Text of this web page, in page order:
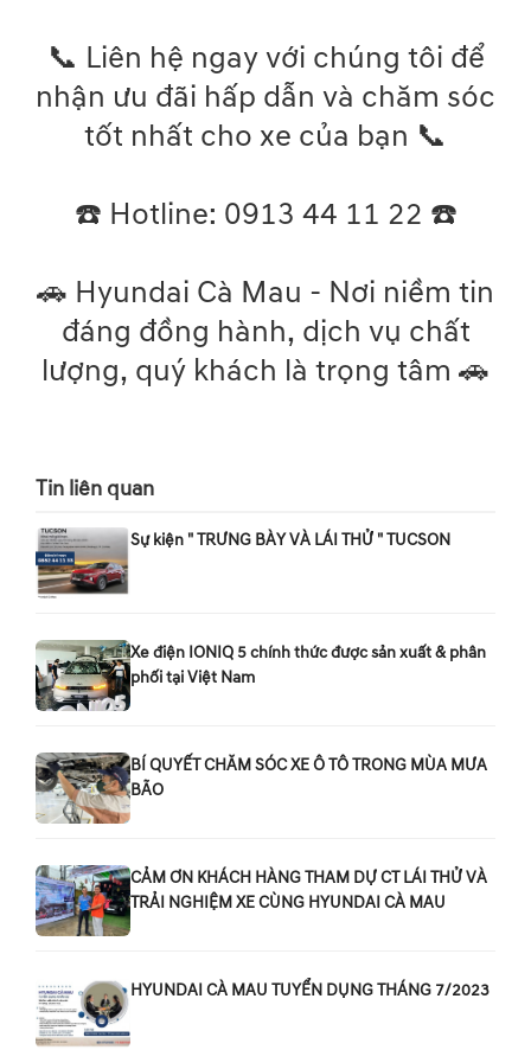
📞 Liên hệ ngay với chúng tôi để
nhận ưu đãi hấp dẫn và chăm sóc
tốt nhất cho xe của bạn 📞
☎️ Hotline: 0913 44 11 22 ☎️
🚗 Hyundai Cà Mau - Nơi niềm tin
đáng đồng hành, dịch vụ chất
lượng, quý khách là trọng tâm 🚗
Tin liên quan
Sự kiện " TRƯNG BÀY VÀ LÁI THỬ " TUCSON
Xe điện IONIQ 5 chính thức được sản xuất & phân
phối tại Việt Nam
BÍ QUYẾT CHĂM SÓC XE Ô TÔ TRONG MÙA MƯA
BÃO
CẢM ƠN KHÁCH HÀNG THAM DỰ CT LÁI THỬ VÀ
TRẢI NGHIỆM XE CÙNG HYUNDAI CÀ MAU
HYUNDAI CÀ MAU TUYỂN DỤNG THÁNG 7/2023